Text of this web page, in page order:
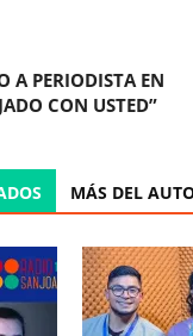
A PERIODISTA EN
CON USTED”
MÁS DEL